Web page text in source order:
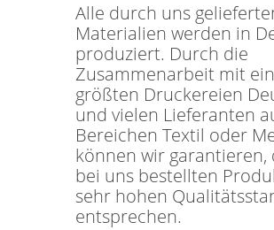
Alle durch uns
Materialien werden in
produziert. Durch die
Zusammenarbeit mit
größten Druckereien
und vielen Lieferanten
Bereichen Textil oder
können wir garantieren,
bei uns bestellten
sehr hohen
entsprechen.